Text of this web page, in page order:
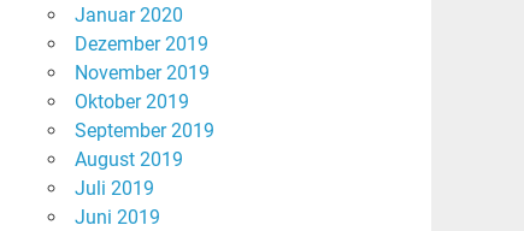
Januar 2020
Dezember 2019
November 2019
Oktober 2019
September 2019
August 2019
Juli 2019
Juni 2019